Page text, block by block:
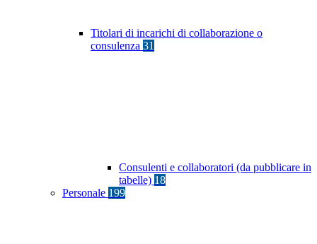
Titolari di incarichi di collaborazione o
consulenza 31
Consulenti e collaboratori (da pubblicare in
tabelle) 18
Personale 199